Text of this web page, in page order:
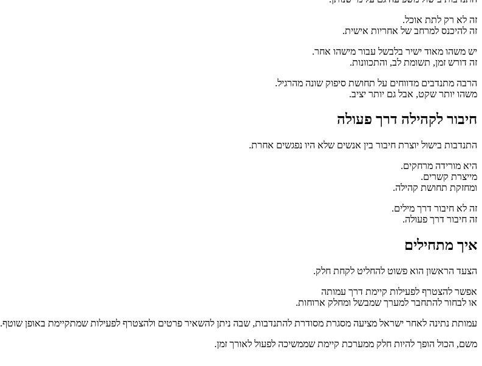
זה לא רק לתת אוכל.
זה להיכנס למרחב של אחריות אישית.
יש משהו מאוד ישיר בלבשל עבור מישהו אחר.
זה דורש זמן, תשומת לב, והתכוונות.
הרבה מתנדבים מדווחים על תחושת סיפוק שונה מהרגיל.
משהו יותר שקט, אבל גם יותר יציב.
חיבור לקהילה דרך פעולה
התנדבות בישול יוצרת חיבור בין אנשים שלא היו נפגשים אחרת.
היא מורידה מרחקים.
מייצרת קשרים.
ומחזקת תחושת קהילה.
זה לא חיבור דרך מילים.
זה חיבור דרך פעולה.
איך מתחילים
הצעד הראשון הוא פשוט להחליט לקחת חלק.
אפשר להצטרף לפעילות קיימת דרך עמותה
או לבחור להתחבר למערך שמבשל ומחלק ארוחות.
עמותת נתינה לאחר ישראל מציעה מסגרת מסודרת להתנדבות, שבה ניתן להשאיר פרטים ולהצטרף לפעילות שמתקיימת באופן שוטף.
משם, הכול הופך להיות חלק ממערכת קיימת שממשיכה לפעול לאורך זמן.